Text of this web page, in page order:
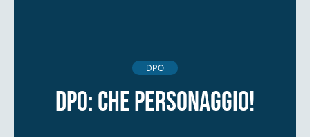
DPO
DPO: che personaggio!